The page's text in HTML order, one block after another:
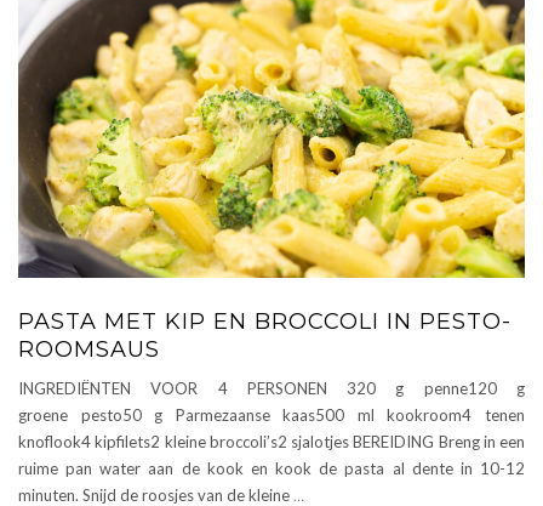
PASTA MET KIP EN BROCCOLI IN PESTO-
ROOMSAUS
INGREDIËNTEN VOOR 4 PERSONEN 320 g penne120 g
groene pesto50 g Parmezaanse kaas500 ml kookroom4 tenen
knoflook4 kipfilets2 kleine broccoli’s2 sjalotjes BEREIDING Breng in een
ruime pan water aan de kook en kook de pasta al dente in 10-12
minuten. Snijd de roosjes van de kleine …